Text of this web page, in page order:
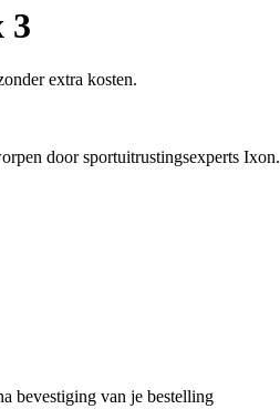
3
extra kosten.
door sportuitrustingsexperts Ixon.
bevestiging van je bestelling